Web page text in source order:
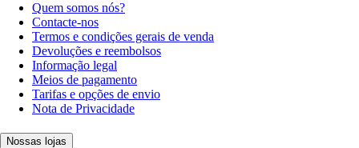
Quem somos nós?
Contacte-nos
Termos e condições gerais de venda
Devoluções e reembolsos
Informação legal
Meios de pagamento
Tarifas e opções de envio
Nota de Privacidade
Nossas lojas